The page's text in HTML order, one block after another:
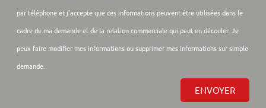
par téléphone et j'accepte que ces informations peuvent être utilisées dans le
cadre de ma demande et de la relation commerciale qui peut en découler. Je
peux faire modifier mes informations ou supprimer mes informations sur simple
demande.
ENVOYER